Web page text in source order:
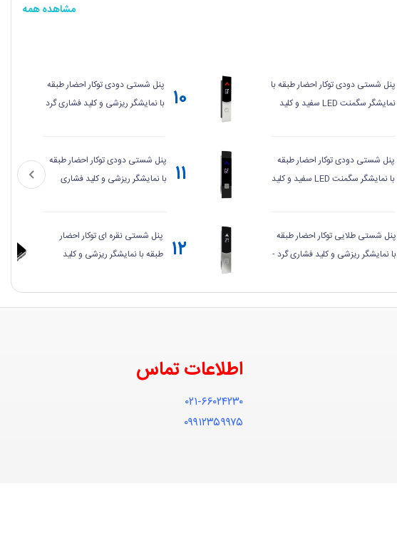
مشاهده همه
پنل شستی دودی توکار احضار طبقه با
نمایشگر سگمنت LED سفید و کلید
پنل شستی دودی توکار احضار طبقه
با نمایشگر سگمنت LED سفید و کلید
پنل شستی طلایی توکار احضار طبقه
با نمایشگر ریزشی و کلید فشاری گرد -
۱۰
پنل شستی دودی توکار احضار طبقه
با نمایشگر ریزشی و کلید فشاری گرد
۱۱
پنل شستی دودی توکار احضار طبقه
با نمایشگر ریزشی و کلید فشاری
۱۲
پنل شستی نقره ای توکار احضار
طبقه با نمایشگر ریزشی و کلید
اطلاعات تماس
۰۲۱-۶۶۰۲۴۲۳۰
۰۹۹۱۲۳۵۹۹۷۵